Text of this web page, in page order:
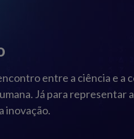
entre a ciência e a
Já para representar
inovação.